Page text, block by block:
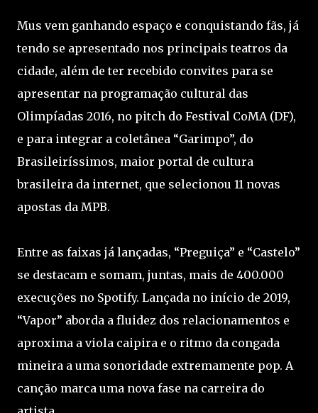
Mus vem ganhando espaço e conquistando fãs, já
tendo se apresentado nos principais teatros da
cidade, além de ter recebido convites para se
apresentar na programação cultural das
Olimpíadas 2016, no pitch do Festival CoMA (DF),
e para integrar a coletânea “Garimpo”, do
Brasileiríssimos, maior portal de cultura
brasileira da internet, que selecionou 11 novas
apostas da MPB.
Entre as faixas já lançadas, “Preguiça” e “Castelo”
se destacam e somam, juntas, mais de 400.000
execuções no Spotify. Lançada no início de 2019,
“Vapor” aborda a fluidez dos relacionamentos e
aproxima a viola caipira e o ritmo da congada
mineira a uma sonoridade extremamente pop. A
canção marca uma nova fase na carreira do